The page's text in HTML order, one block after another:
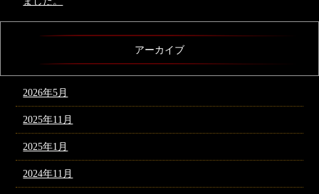
アーカイブ
2026年5月
2025年11月
2025年1月
2024年11月